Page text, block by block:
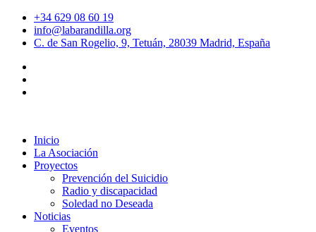
+34 629 08 60 19
info@labarandilla.org
C. de San Rogelio, 9, Tetuán, 28039 Madrid, España
Inicio
La Asociación
Proyectos
Prevención del Suicidio
Radio y discapacidad
Soledad no Deseada
Noticias
Eventos